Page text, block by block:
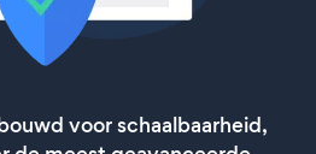
voor schaalbaarheid,